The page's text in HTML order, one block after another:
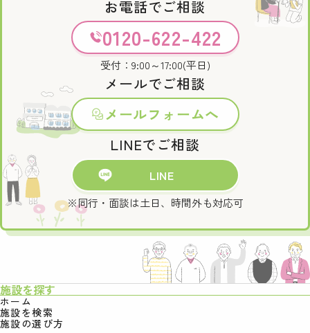
お電話でご相談
0120-622-422
受付：9:00～17:00(平日)
メールでご相談
メールフォームへ
LINEでご相談
LINE
※同行・面談は土日、時間外も対応可
施設を探す
ホーム
施設を検索
施設の選び方